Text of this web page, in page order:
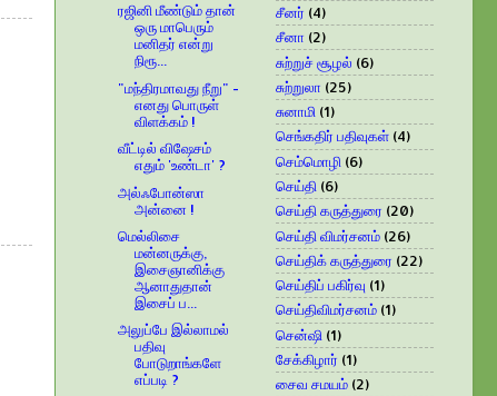
ரஜினி மீண்டும் தான்
ஒரு மாபெரும்
மனிதர் என்று
நிரூ...
"மந்திரமாவது நீறு" -
எனது பொருள்
விளக்கம் !
வீட்டில் விஷேசம்
எதும் 'உண்டா' ?
அல்ஃபோன்ஸா
அன்னை !
மெல்லிசை
மன்னருக்கு,
இசைஞானிக்கு
ஆனாதுதான்
இசைப் ப...
அலுப்பே இல்லாமல்
பதிவு
போடுறாங்களே
எப்படி ?
சீனர் (4)
சீனா (2)
சுற்றுச் சூழல் (6)
சுற்றுலா (25)
சுனாமி (1)
செங்கதிர் பதிவுகள் (4)
செம்மொழி (6)
செய்தி (6)
செய்தி கருத்துரை (20)
செய்தி விமர்சனம் (26)
செய்திக் கருத்துரை (22)
செய்திப் பகிர்வு (1)
செய்திவிமர்சனம் (1)
சென்ஷி (1)
சேக்கிழார் (1)
சைவ சமயம் (2)